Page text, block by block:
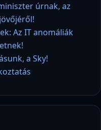
úrnak, az
Az IT anomáliák
a Sky!